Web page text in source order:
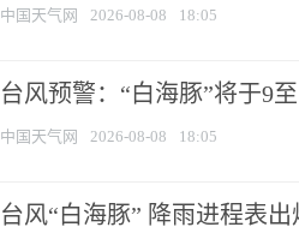
中国天气网 2026-08-08 18:05
台风预警：“白海豚”将于9
中国天气网 2026-08-08 18:05
台风“白海豚” 降雨进程表